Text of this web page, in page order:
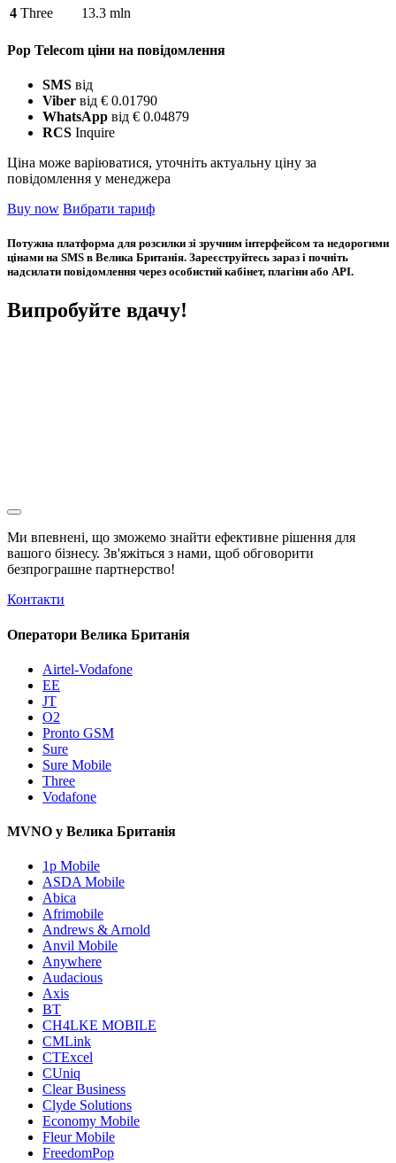
4 Three 13.3 mln
Pop Telecom ціни на повідомлення
SMS від
Viber від € 0.01790
WhatsApp від € 0.04879
RCS Inquire
Ціна може варіюватися, уточніть актуальну ціну за
повідомлення у менеджера
Buy now Вибрати тариф
Потужна платформа для розсилки зі зручним інтерфейсом та недорогими
цінами на SMS в Велика Британія. Зареєструйтесь зараз і почніть
надсилати повідомлення через особистий кабінет, плагіни або API.
Випробуйте вдачу!
Ми впевнені, що зможемо знайти ефективне рішення для
вашого бізнесу. Зв'яжіться з нами, щоб обговорити
безпрограшне партнерство!
Контакти
Оператори Велика Британія
Airtel-Vodafone
EE
JT
O2
Pronto GSM
Sure
Sure Mobile
Three
Vodafone
MVNO у Велика Британія
1p Mobile
ASDA Mobile
Abica
Afrimobile
Andrews & Arnold
Anvil Mobile
Anywhere
Audacious
Axis
BT
CH4LKE MOBILE
CMLink
CTExcel
CUniq
Clear Business
Clyde Solutions
Economy Mobile
Fleur Mobile
FreedomPop